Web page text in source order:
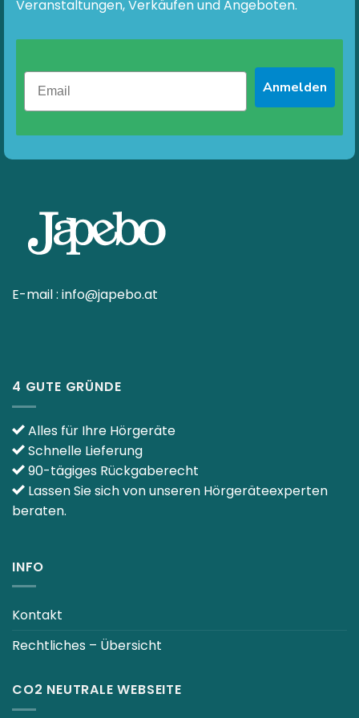
gewählt
Veranstaltungen, Verkäufen und Angeboten.
Anmelden
E-mail : info@japebo.at
4 GUTE GRÜNDE
Alles für Ihre Hörgeräte
Schnelle Lieferung
90-tägiges Rückgaberecht
Lassen Sie sich von unseren Hörgeräteexperten
beraten.
INFO
Kontakt
Rechtliches – Übersicht
CO2 NEUTRALE WEBSEITE